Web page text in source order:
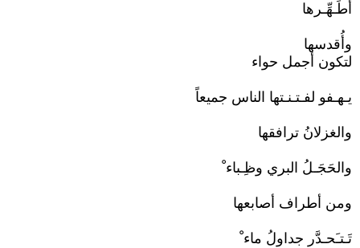
أُطَـهِّـرها
وأُقدسها
لتكون أجمل حواء
يـهـفو لفـتـنـتها الناس جميعاً
والغزلانُ ترافقها
والحَجَـلُ البري وظِـباء ْ
ومن أطراف أصابعها
تَـتـَحـدَّر جداولُ ماء ْ